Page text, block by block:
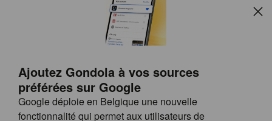
Ajoutez Gondola à vos sources
préférées sur Google
Google déploie en Belgique une nouvelle
fonctionnalité qui permet aux utilisateurs de
Follow us on